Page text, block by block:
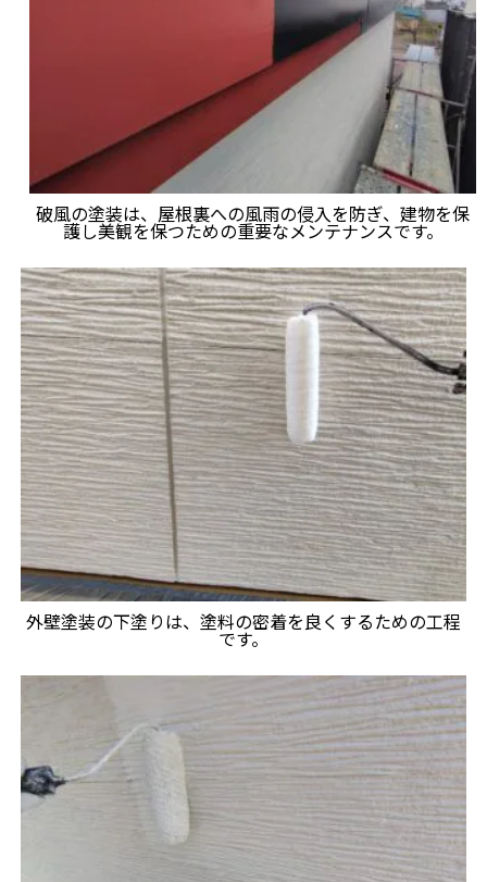
破風の塗装は、屋根裏への風雨の侵入を防ぎ、建物を保
護し美観を保つための重要なメンテナンスです。
外壁塗装の下塗りは、塗料の密着を良くするための工程
です。